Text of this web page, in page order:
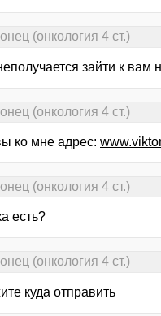
(онкология 4 ст.)
зайти к вам
(онкология 4 ст.)
ко мне адрес:
(онкология 4 ст.)
есть?
(онкология 4 ст.)
куда отправить